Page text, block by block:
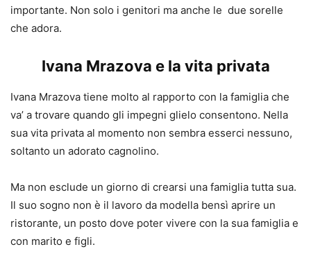
importante. Non solo i genitori ma anche le due sorelle
che adora.
Ivana Mrazova e la vita privata
Ivana Mrazova tiene molto al rapporto con la famiglia che
va’ a trovare quando gli impegni glielo consentono. Nella
sua vita privata al momento non sembra esserci nessuno,
soltanto un adorato cagnolino.
Ma non esclude un giorno di crearsi una famiglia tutta sua.
Il suo sogno non è il lavoro da modella bensì aprire un
ristorante, un posto dove poter vivere con la sua famiglia e
con marito e figli.